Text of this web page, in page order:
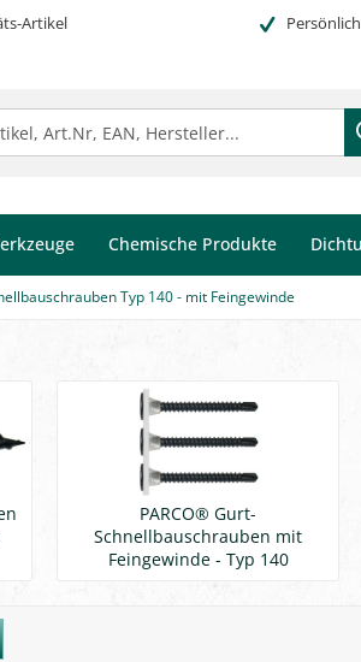
Artikel
Chemische Produkte
Typ 140 - mit Feingewinde
PARCO® Gurt-
Schnellbauschrauben mit
Feingewinde - Typ 140